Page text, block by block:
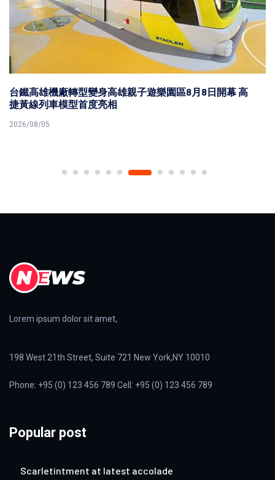
台鐵高雄機廠轉型變身高雄親子遊樂園區8月8日開幕 高
捷黃線列車模型首度亮相
2026/08/05
Lorem ipsum dolor sit amet,
198 West 21th Street, Suite 721 New York,NY 10010
Phone: +95 (0) 123 456 789 Cell: +95 (0) 123 456 789
Popular post
Scarletintment at latest accolade